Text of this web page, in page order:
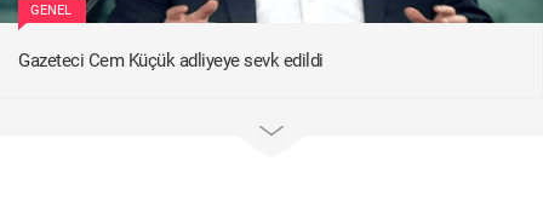
GENEL
Gazeteci Cem Küçük adliyeye sevk edildi